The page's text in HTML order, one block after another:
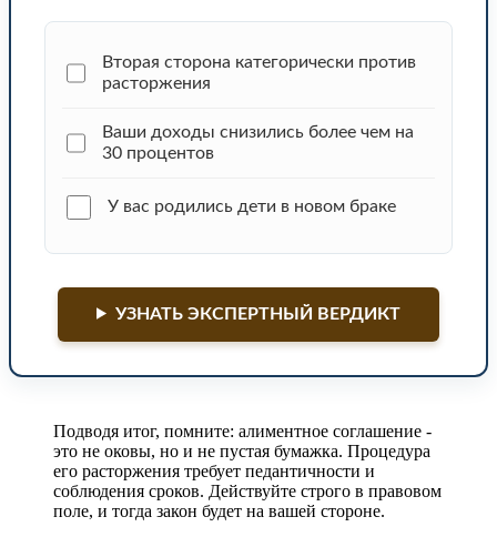
Вторая сторона категорически против
расторжения
Ваши доходы снизились более чем на
30 процентов
У вас родились дети в новом браке
УЗНАТЬ ЭКСПЕРТНЫЙ ВЕРДИКТ
Подводя итог, помните: алиментное соглашение -
это не оковы, но и не пустая бумажка. Процедура
его расторжения требует педантичности и
соблюдения сроков. Действуйте строго в правовом
поле, и тогда закон будет на вашей стороне.